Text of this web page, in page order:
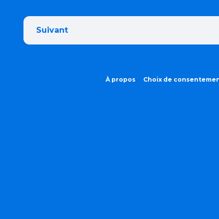
Suivant
À propos Choix de